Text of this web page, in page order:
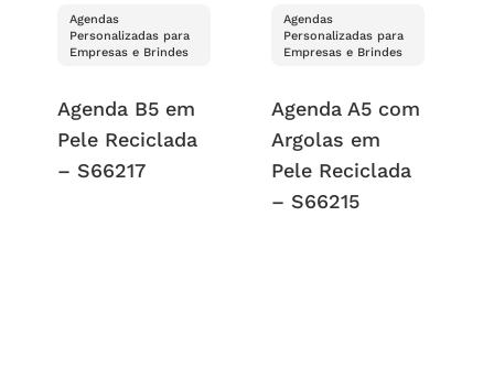
Agendas
Personalizadas para
Empresas e Brindes
Agenda B5 em
Pele Reciclada
– S66217
Agendas
Personalizadas para
Empresas e Brindes
Agenda A5 com
Argolas em
Pele Reciclada
– S66215